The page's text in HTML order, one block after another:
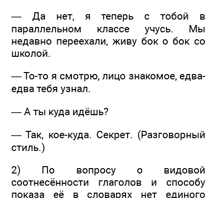
— Да нет, я теперь с тобой в
параллельном классе учусь. Мы
недавно переехали, живу бок о бок со
школой.
— То-то я смотрю, лицо знакомое, едва-
едва тебя узнал.
— А ты куда идёшь?
— Так, кое-куда. Секрет. (Разговорный
стиль.)
2) По вопросу о видовой
соотнесённости глаголов и способу
показа её в словарях нет единого